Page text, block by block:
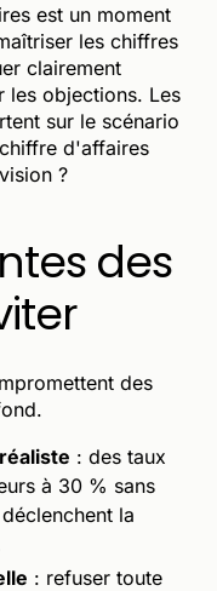
est un moment
les chiffres
clairement
les objections. Les
sur le scénario
d'affaires
?
des
des
: des taux
à 30 % sans
la
: refuser toute